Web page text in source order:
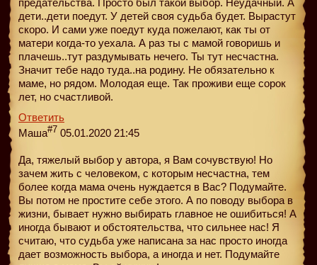
дети..дети поедут. У детей своя судьба будет. Вырастут
скоро. И сами уже поедут куда пожелают, как ты от
матери когда-то уехала. А раз ты с мамой говоришь и
плачешь..тут раздумывать нечего. Ты тут несчастна.
Значит тебе надо туда..на родину. Не обязательно к
маме, но рядом. Молодая еще. Так проживи еще сорок
лет, но счастливой.
Ответить
Маша#7 05.01.2020 21:45
Да, тяжелый выбор у автора, я Вам сочувствую! Но
зачем жить с человеком, с которым несчастна, тем
более когда мама очень нуждается в Вас? Подумайте.
Вы потом не простите себе этого. А по поводу выбора в
жизни, бывает нужно выбирать главное не ошибиться! А
иногда бывают и обстоятельства, что сильнее нас! Я
считаю, что судьба уже написана за нас просто иногда
дает возможность выбора, а иногда и нет. Подумайте